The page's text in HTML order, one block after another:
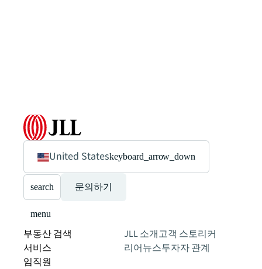
United Stateskeyboard_arrow_down
search 문의하기
menu
부동산 검색
서비스
임직원
JLL 소개고객 스토리커
리어뉴스투자자 관계